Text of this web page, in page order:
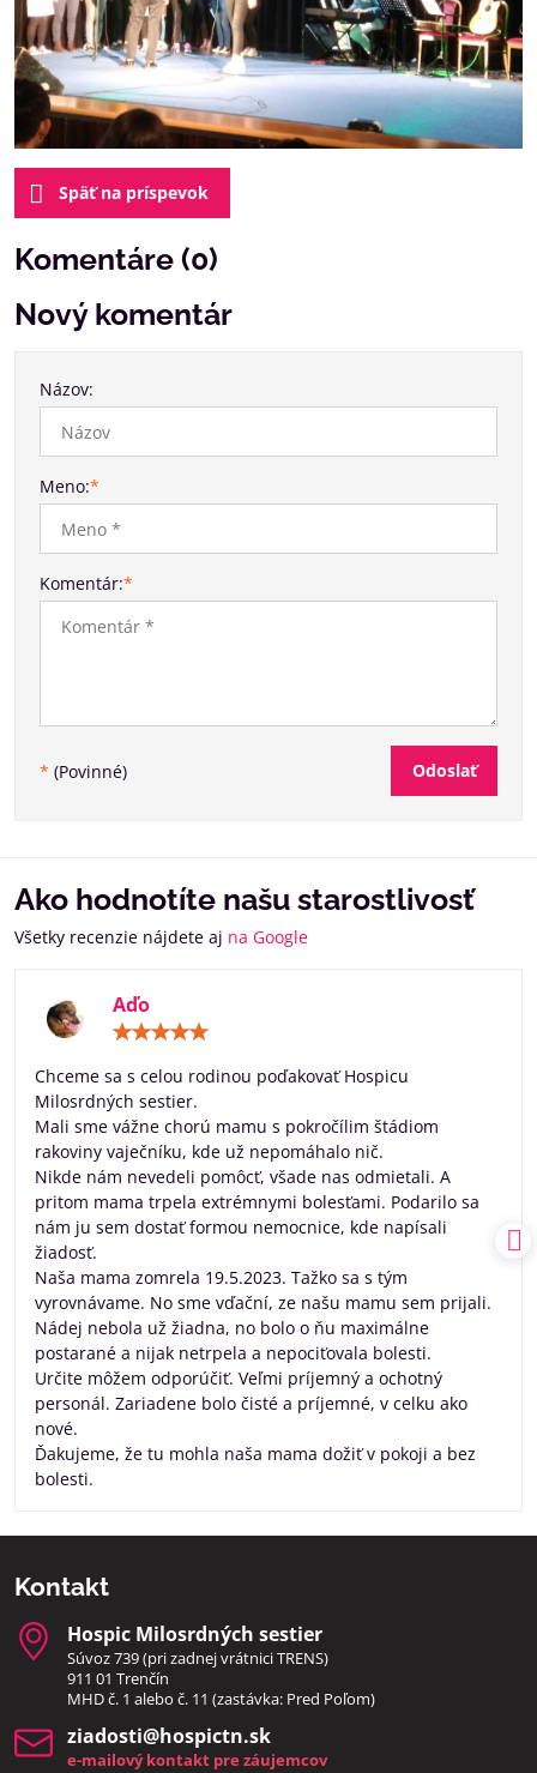
Späť na príspevok
Komentáre (0)
Nový komentár
Názov:
Meno:*
Komentár:*
* (Povinné) Odoslať
Ako hodnotíte našu starostlivosť
Všetky recenzie nájdete aj na Google
Aďo
5
Chceme sa s celou rodinou poďakovať Hospicu
Milosrdných sestier.
Mali sme vážne chorú mamu s pokročílim štádiom
rakoviny vaječníku, kde už nepomáhalo nič.
Nikde nám nevedeli pomôcť, všade nas odmietali. A
pritom mama trpela extrémnymi bolesťami. Podarilo sa
nám ju sem dostať formou nemocnice, kde napísali
žiadosť.
Naša mama zomrela 19.5.2023. Tažko sa s tým
vyrovnávame. No sme vďační, ze našu mamu sem prijali.
Nádej nebola už žiadna, no bolo o ňu maximálne
postarané a nijak netrpela a nepociťovala bolesti.
Určite môžem odporúčiť. Veľmi príjemný a ochotný
personál. Zariadene bolo čisté a príjemné, v celku ako
nové.
Ďakujeme, že tu mohla naša mama dožiť v pokoji a bez
bolesti.
Kontakt
Hospic Milosrdných sestier
Súvoz 739 (pri zadnej vrátnici TRENS)
911 01 Trenčín
MHD č. 1 alebo č. 11 (zastávka: Pred Poľom)
ziadosti​@hospictn​.sk
e-mailový kontakt pre záujemcov